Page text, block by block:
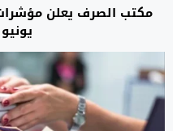
مكتب الصرف يعلن
يونيو 2026